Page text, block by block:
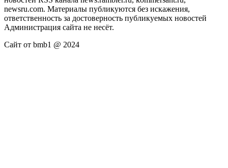
newsru.com. Материалы публикуются без искажения,
ответственность за достоверность публикуемых новостей
Администрация сайта не несёт.
Сайт от bmb1 @ 2024